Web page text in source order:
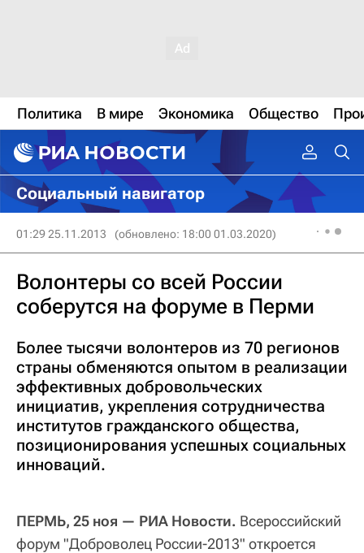
Политика В мире Экономика Общество
Социальный навигатор
01:29 25.11.2013 (обновлено: 18:00 01.03.2020)
Волонтеры со всей России
соберутся на форуме в Перми
Более тысячи волонтеров из 70 регионов
страны обменяются опытом в реализации
эффективных добровольческих
инициатив, укрепления сотрудничества
институтов гражданского общества,
позиционирования успешных социальных
инноваций.
ПЕРМЬ, 25 ноя — РИА Новости. Всероссийский
форум "Доброволец России-2013" откроется